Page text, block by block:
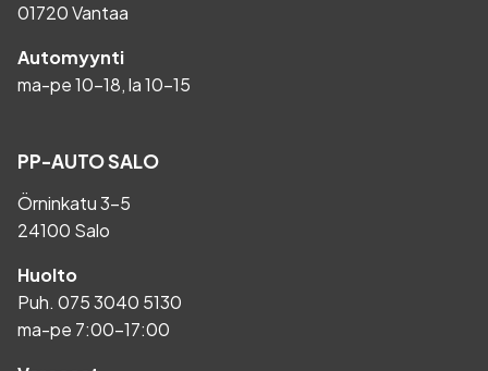
01720 Vantaa
Automyynti
ma-pe 10-18, la 10-15
PP-AUTO SALO
Örninkatu 3-5
24100 Salo
Huolto
Puh. 075 3040 5130
ma-pe 7:00-17:00